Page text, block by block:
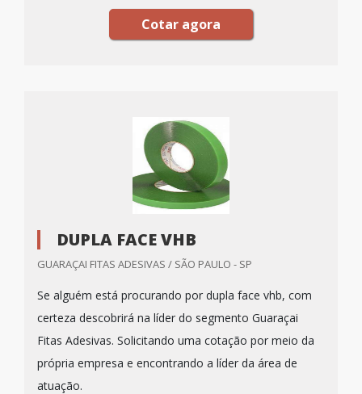
Cotar agora
DUPLA FACE VHB
GUARAÇAI FITAS ADESIVAS / SÃO PAULO - SP
Se alguém está procurando por dupla face vhb, com
certeza descobrirá na líder do segmento Guaraçai
Fitas Adesivas. Solicitando uma cotação por meio da
própria empresa e encontrando a líder da área de
atuação.